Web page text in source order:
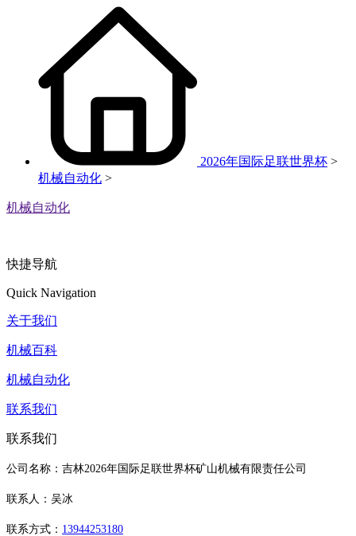
2026年国际足联世界杯 >
机械自动化 >
机械自动化
快捷导航
Quick Navigation
关于我们
机械百科
机械自动化
联系我们
联系我们
公司名称：吉林2026年国际足联世界杯矿山机械有限责任公司
联系人：吴冰
联系方式： 13944253180